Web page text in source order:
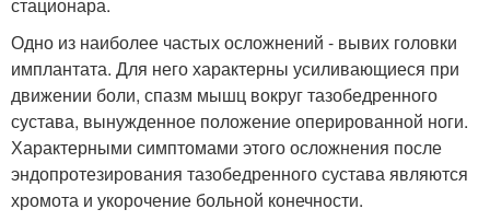
Одно из наиболее частых осложнений - вывих головки
имплантата. Для него характерны усиливающиеся при
движении боли, спазм мышц вокруг тазобедренного
сустава, вынужденное положение оперированной ноги.
Характерными симптомами этого осложнения после
эндопротезирования тазобедренного сустава являются
хромота и укорочение больной конечности.